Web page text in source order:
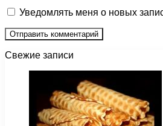
Уведомлять меня о новых
Свежие записи